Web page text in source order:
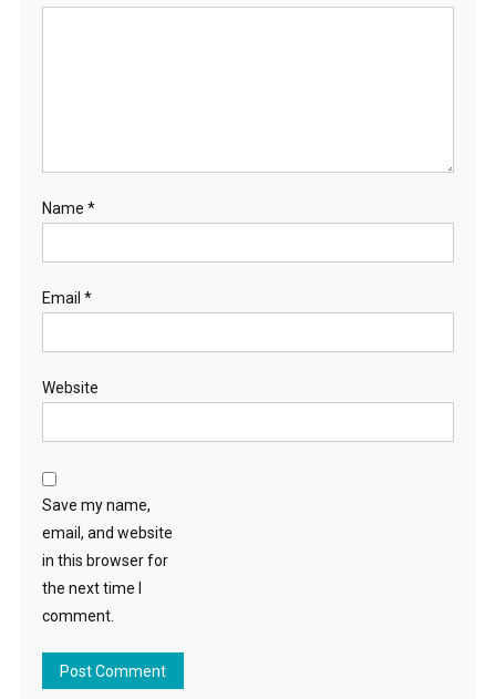
Name *
Email *
Website
Save my name,
email, and website
in this browser for
the next time I
comment.